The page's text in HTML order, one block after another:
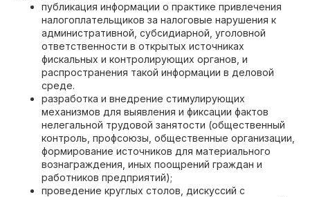
публикация информации о практике привлечения
налогоплательщиков за налоговые нарушения к
административной, субсидиарной, уголовной
ответственности в открытых источниках
фискальных и контролирующих органов, и
распространения такой информации в деловой
среде.
разработка и внедрение стимулирующих
механизмов для выявления и фиксации фактов
нелегальной трудовой занятости (общественный
контроль, профсоюзы, общественные организации,
формирование источников для материального
вознаграждения, иных поощрений граждан и
работников предприятий);
проведение круглых столов, дискуссий с